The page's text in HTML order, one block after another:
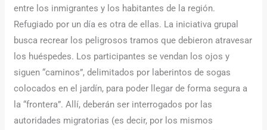
entre los inmigrantes y los habitantes de la región.
Refugiado por un día es otra de ellas. La iniciativa grupal
busca recrear los peligrosos tramos que debieron atravesar
los huéspedes. Los participantes se vendan los ojos y
siguen “caminos”, delimitados por laberintos de sogas
colocados en el jardín, para poder llegar de forma segura a
la “frontera”. Allí, deberán ser interrogados por las
autoridades migratorias (es decir, por los mismos